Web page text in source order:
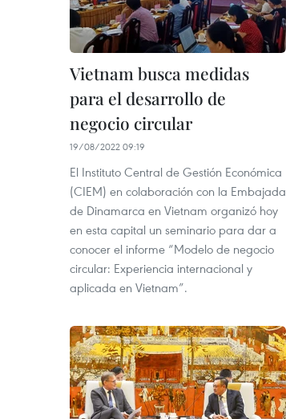
Vietnam busca medidas
para el desarrollo de
negocio circular
19/08/2022 09:19
El Instituto Central de Gestión Económica
(CIEM) en colaboración con la Embajada
de Dinamarca en Vietnam organizó hoy
en esta capital un seminario para dar a
conocer el informe “Modelo de negocio
circular: Experiencia internacional y
aplicada en Vietnam”.